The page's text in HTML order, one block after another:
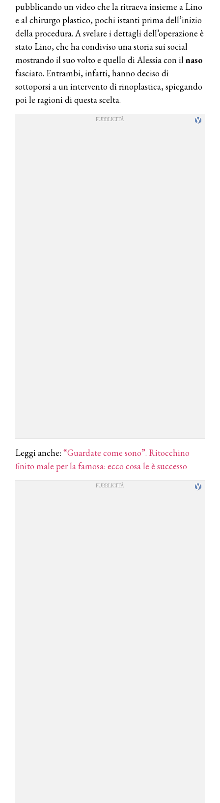
pubblicando un video che la ritraeva insieme a Lino
e al chirurgo plastico, pochi istanti prima dell’inizio
della procedura. A svelare i dettagli dell’operazione è
stato Lino, che ha condiviso una storia sui social
mostrando il suo volto e quello di Alessia con ilnaso
fasciato. Entrambi, infatti, hanno deciso di
sottoporsi a un intervento di rinoplastica, spiegando
poi le ragioni di questa scelta.
Leggi anche: “Guardate come sono”. Ritocchino
finito male per la famosa: ecco cosa le è successo